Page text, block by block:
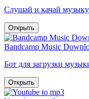
Слушай и качай
Открыть
Bandcamp Music
Бот для загрузки
Открыть